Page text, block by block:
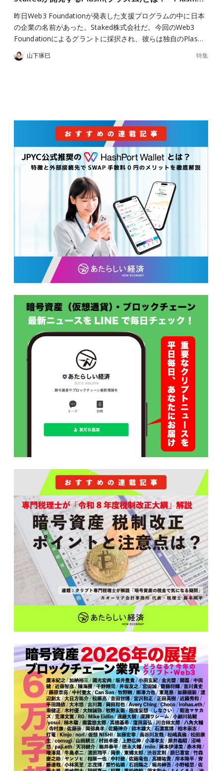
昨日Web3 Foundationが発表した支援プログラムの中に日本
の企業の名前があった。Staked株式会社だ。今回のWeb3
Foundationによるグラントに採択され、彼らは独自のPlas…
山下琢巳 特集